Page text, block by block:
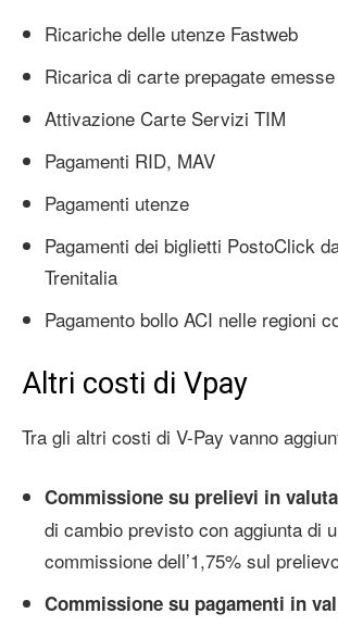
Ricariche delle utenze Fastweb
Ricarica di carte prepagate
Attivazione Carte Servizi TIM
Pagamenti RID, MAV
Pagamenti utenze
Pagamenti dei biglietti PostoClick
Trenitalia
Pagamento bollo ACI nelle regioni
Altri costi di Vpay
Tra gli altri costi di V-Pay vanno
Commissione su prelievi in
di cambio previsto con aggiunta di
commissione dell’1,75% sul
Commissione su pagamenti in